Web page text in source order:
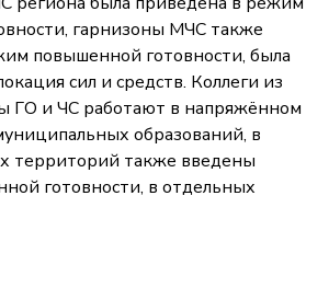
гарнизоны МЧС также
повышенной готовности, была
сил и средств. Коллеги из
ГО и ЧС работают в напряжённом
образований, в
территорий также введены
готовности, в отдельных